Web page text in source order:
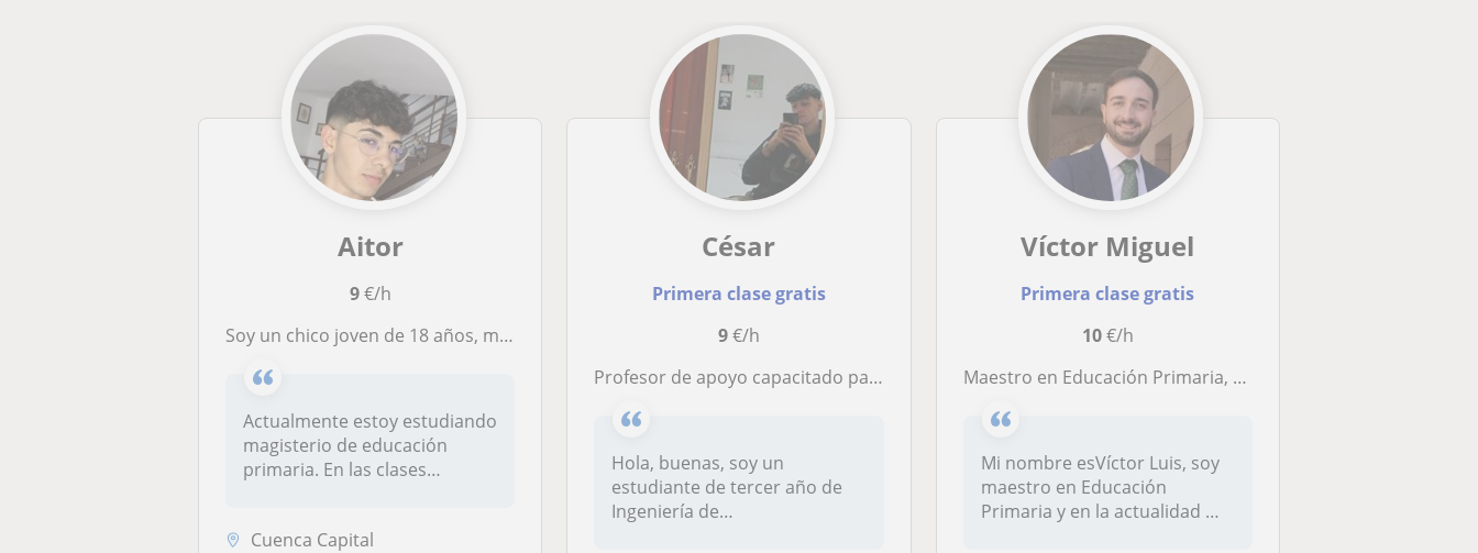
Aitor
9€/h
Soy un chico joven de 18 años, me apasionan los niños, me encanta enseñarles y se me da muy bien. Doy clases a alumnos de primaria
Actualmente estoy estudiando
magisterio de educación
primaria. En las clases
Cuenca Capital
César
Primera clase gratis
9€/h
Profesor de apoyo capacitado para dar gran variedad de asignaturas para distintos cursos
Hola, buenas, soy un
estudiante de tercer año de
Ingeniería de
Víctor Miguel
Primera clase gratis
10€/h
Maestro en Educación Primaria, me gustan los niños y dar clases
Mi nombre esVíctor Luis, soy
maestro en Educación
Primaria y en la actualidad me